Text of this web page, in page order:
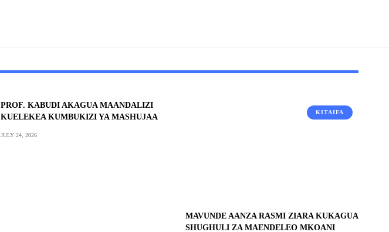
PROF. KABUDI AKAGUA MAANDALIZI
KUELEKEA KUMBUKIZI YA MASHUJAA
JULY 24, 2026
KITAIFA
MAVUNDE AANZA RASMI ZIARA KUKAGUA
SHUGHULI ZA MAENDELEO MKOANI